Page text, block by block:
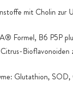
mit Cholin zur
Formel, B6 P5P
Bioflavonoiden
Glutathion,